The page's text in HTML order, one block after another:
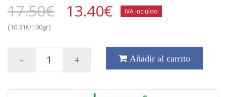
17.50€ 13.40€ IVA incluído
(10.31€/100gr)
- + Añadir al carrito